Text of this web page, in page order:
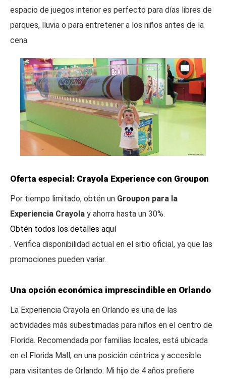
espacio de juegos interior es perfecto para días libres de
parques, lluvia o para entretener a los niños antes de la
cena.
Oferta especial: Crayola Experience con Groupon
Por tiempo limitado, obtén un Groupon para la
Experiencia Crayola y ahorra hasta un 30%.
Obtén todos los detalles aquí
. Verifica disponibilidad actual en el sitio oficial, ya que las
promociones pueden variar.
Una opción económica imprescindible en Orlando
La Experiencia Crayola en Orlando es una de las
actividades más subestimadas para niños en el centro de
Florida. Recomendada por familias locales, está ubicada
en el Florida Mall, en una posición céntrica y accesible
para visitantes de Orlando. Mi hijo de 4 años prefiere